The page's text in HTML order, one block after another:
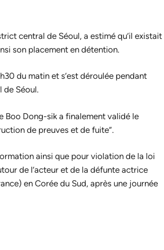
central de Séoul, a estimé qu’il existait
son placement en détention.
du matin et s’est déroulée pendant
de Séoul.
Boo Dong-sik a finalement validé le
de preuves et de fuite”.
ainsi que pour violation de la loi
de l’acteur et de la défunte actrice
en Corée du Sud, après une journée